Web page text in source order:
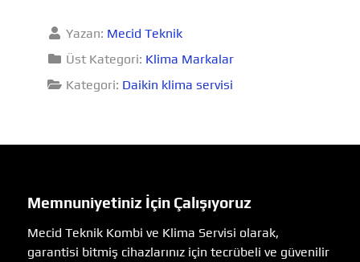
Yazan: Mecid Teknik
Üst Kategori: Klima Markalar
Kategori: Daikin klima servisi
Memnuniyetiniz İçin Çalışıyoruz
Mecid Teknik Kombi ve Klima Servisi olarak,
garantisi bitmiş cihazlarınız için tecrübeli ve güvenilir